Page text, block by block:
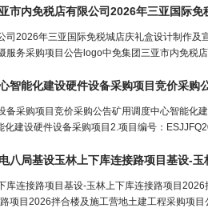
司2026年三亚国际免税城店庆礼盒设计制作
服务采购项目公告logo中免集团三亚市内免税
智能化建设硬件设备采购项目竞价采购
备采购项目竞价采购公告矿用调度中心智能化
化建设硬件设备采购项目2.项目编号：
八 局基设玉林上下库连接路项目基设-玉林上下库连接
库连接路项目基设-玉林上下库连接路项目
项目2026拌合楼及施工营地土建工程采购项